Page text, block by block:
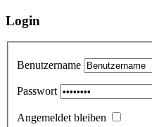
Login
Benutzername
Passwort
Angemeldet bleiben